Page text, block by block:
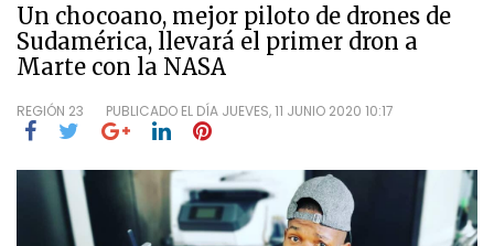
Un chocoano, mejor piloto de drones de
Sudamérica, llevará el primer dron a
Marte con la NASA
REGIÓN 23 PUBLICADO EL DÍA JUEVES, 11 JUNIO 2020 10:17